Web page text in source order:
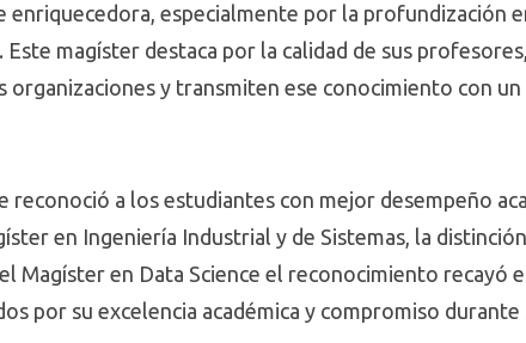
enriquecedora, especialmente por la profundización
magíster destaca por la calidad de sus
organizaciones y transmiten ese conocimiento con
reconoció a los estudiantes con mejor desempeño
en Ingeniería Industrial y de Sistemas, la
Magíster en Data Science el reconocimiento recayó
por su excelencia académica y compromiso